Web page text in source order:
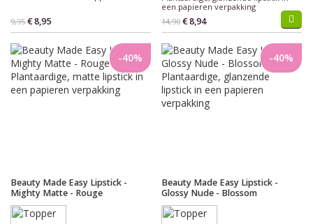
9,95 € 8,95
een papieren verpakking
14,90 € 8,94
Beauty Made Easy Lipstick -
Mighty Matte - Rouge
-40%
Beauty Made Easy Lipstick -
Glossy Nude - Blossom
-40%